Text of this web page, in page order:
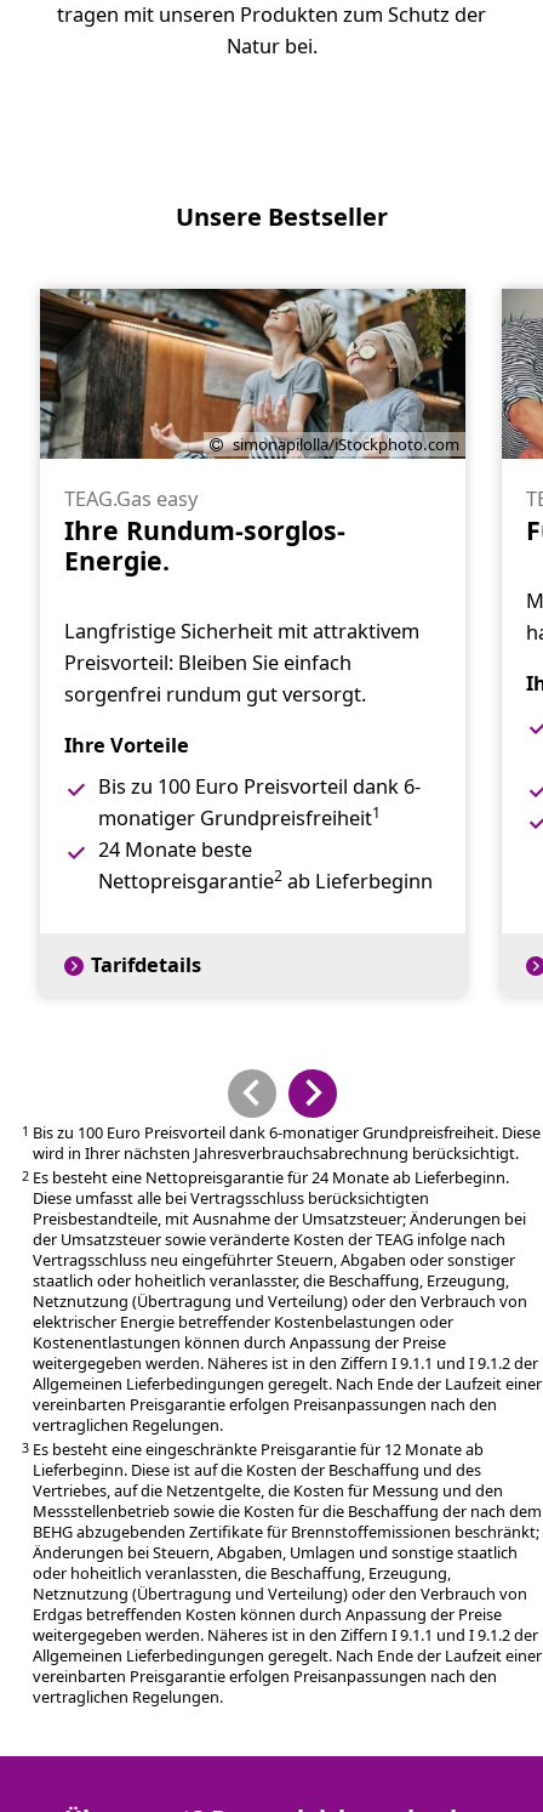
tragen mit unseren Produkten zum Schutz der
Natur bei.
Unsere Bestseller
simonapilolla/iStockphoto.com
TEAG.Gas easy
Ihre Rundum-sorglos-
Energie.
Langfristige Sicherheit mit attraktivem
Preisvorteil: Bleiben Sie einfach
sorgenfrei rundum gut versorgt.
Ihre Vorteile
Bis zu 100 Euro Preisvorteil dank 6-
monatiger Grundpreisfreiheit1
24 Monate beste
Nettopreisgarantie2ab Lieferbeginn
Tarifdetails
1 Bis zu 100 Euro Preisvorteil dank 6-monatiger Grundpreisfreiheit. Diese
wird in Ihrer nächsten Jahresverbrauchsabrechnung berücksichtigt.
2 Es besteht eine Nettopreisgarantie für 24 Monate ab Lieferbeginn.
Diese umfasst alle bei Vertragsschluss berücksichtigten
Preisbestandteile, mit Ausnahme der Umsatzsteuer; Änderungen bei
der Umsatzsteuer sowie veränderte Kosten der TEAG infolge nach
Vertragsschluss neu eingeführter Steuern, Abgaben oder sonstiger
staatlich oder hoheitlich veranlasster, die Beschaffung, Erzeugung,
Netznutzung (Übertragung und Verteilung) oder den Verbrauch von
elektrischer Energie betreffender Kostenbelastungen oder
Kostenentlastungen können durch Anpassung der Preise
weitergegeben werden. Näheres ist in den Ziffern I 9.1.1 und I 9.1.2 der
Allgemeinen Lieferbedingungen geregelt. Nach Ende der Laufzeit einer
vereinbarten Preisgarantie erfolgen Preisanpassungen nach den
vertraglichen Regelungen.
3 Es besteht eine eingeschränkte Preisgarantie für 12 Monate ab
Lieferbeginn. Diese ist auf die Kosten der Beschaffung und des
Vertriebes, auf die Netzentgelte, die Kosten für Messung und den
Messstellenbetrieb sowie die Kosten für die Beschaffung der nach dem
BEHG abzugebenden Zertifikate für Brennstoffemissionen beschränkt;
Änderungen bei Steuern, Abgaben, Umlagen und sonstige staatlich
oder hoheitlich veranlassten, die Beschaffung, Erzeugung,
Netznutzung (Übertragung und Verteilung) oder den Verbrauch von
Erdgas betreffenden Kosten können durch Anpassung der Preise
weitergegeben werden. Näheres ist in den Ziffern I 9.1.1 und I 9.1.2 der
Allgemeinen Lieferbedingungen geregelt. Nach Ende der Laufzeit einer
vereinbarten Preisgarantie erfolgen Preisanpassungen nach den
vertraglichen Regelungen.